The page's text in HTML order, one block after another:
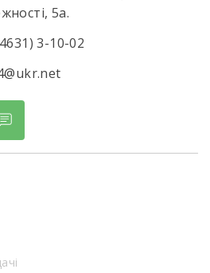
5а.
3-10-02